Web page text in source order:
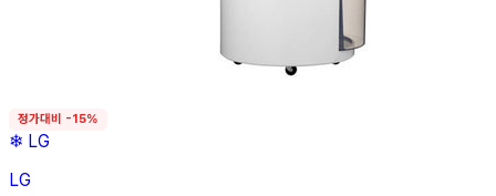
정가대비 -15%
❄ LG
LG